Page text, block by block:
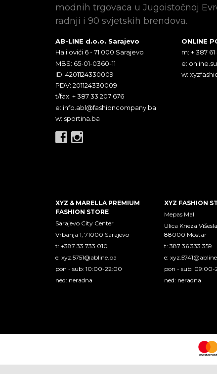
modnih trgovaca u Jugoistočnoj
radnji i 90 svjetskih brendova.
AB-LINE d.o.o. Sarajevo
Halilovići 6 - 71 000 Sarajevo
MBS: 65-01-0360-11
ID: 4201124330009
PDV: 201124330009
t/fax: + 387 33 207 676
e: info.abl@fashioncompany.ba
w: sportina.ba
ONLINE
m: + 387
e:
w:
XYZ & MARELLA PREMIUM
FASHION STORE
Sarajevo City Center
Vrbanja 1, 71000 Sarajevo
t: +387 33 733 010
e: xyz.5751@abline.ba
pon - sub: 10:00-22:00
ned: neradna
XYZ FASHION
Mepas Mall
Ulica Kneza
88000 Mostar
t: 387 36 333 359
e:
pon - sub: 09:00-
ned: neradna